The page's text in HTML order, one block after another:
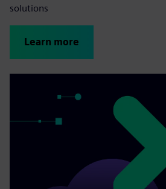
solutions
Learn more